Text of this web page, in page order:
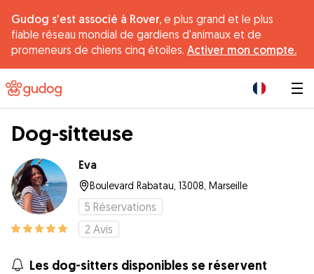
Gudog s'est associé à Rover, e plus grand et le plus
fiable réseau mondial de gardiens d'animaux et de
promeneurs de chiens cinq étoiles. Activer mon compte.
Dog-sitteuse
Eva
Boulevard Rabatau, 13008, Marseille
5 Réservations
2 Avis
Les dog-sitters disponibles se réservent